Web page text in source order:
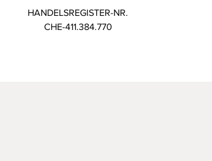
HANDELSREGISTER-NR.
CHE-411.384.770